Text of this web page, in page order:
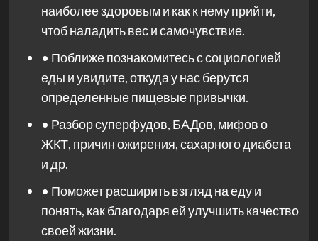
наиболее здоровым и как к нему прийти,
чтоб наладить вес и самочувствие.
• Поближе познакомитесь с социологией
еды и увидите, откуда у нас берутся
определенные пищевые привычки.
• Разбор суперфудов, БАДов, мифов о
ЖКТ, причин ожирения, сахарного диабета
и др.
• Поможет расширить взгляд на еду и
понять, как благодаря ей улучшить качество
своей жизни.